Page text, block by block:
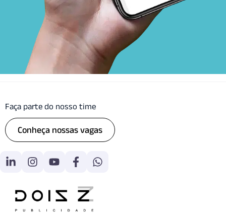
Faça parte do nosso time
Conheça nossas vagas